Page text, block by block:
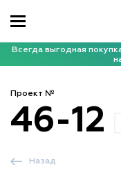
Всегда выгодная
Проект №
46-12
Назад